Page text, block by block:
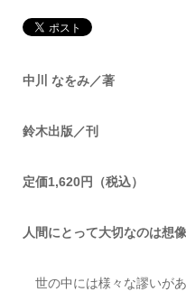
中川 なをみ／著
鈴木出版／刊
定価1,620円（税込）
人間にとって大切なのは想
世の中には様々な謬いが